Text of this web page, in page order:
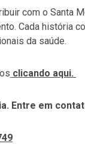
com o Santa
Cada história
da saúde.
clicando aqui.
Entre em